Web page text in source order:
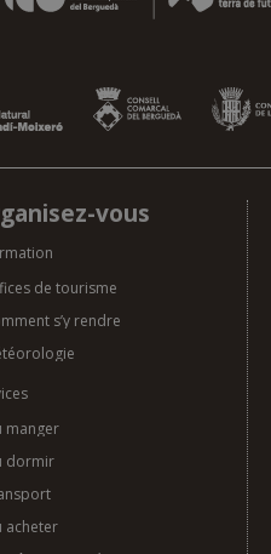
vous
de tourisme
s’y rendre
manger
dormir
acheter